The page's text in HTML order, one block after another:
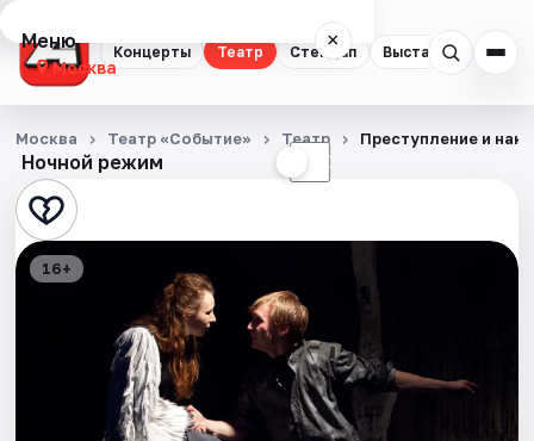
Концерты Театр Стендап Выставки
Меню ×
Москва
Концерты
Театр
Стендап
Экскурсии
Ночной режим ☾
Москва Театр «Событие» Театр Преступление и
16+